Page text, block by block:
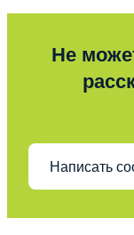
Не
Написать